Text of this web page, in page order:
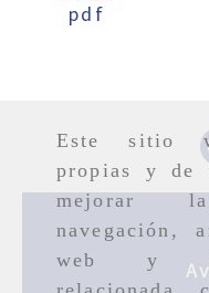
Este sitio
propias y de
mejorar
navegación,
web y
pdf